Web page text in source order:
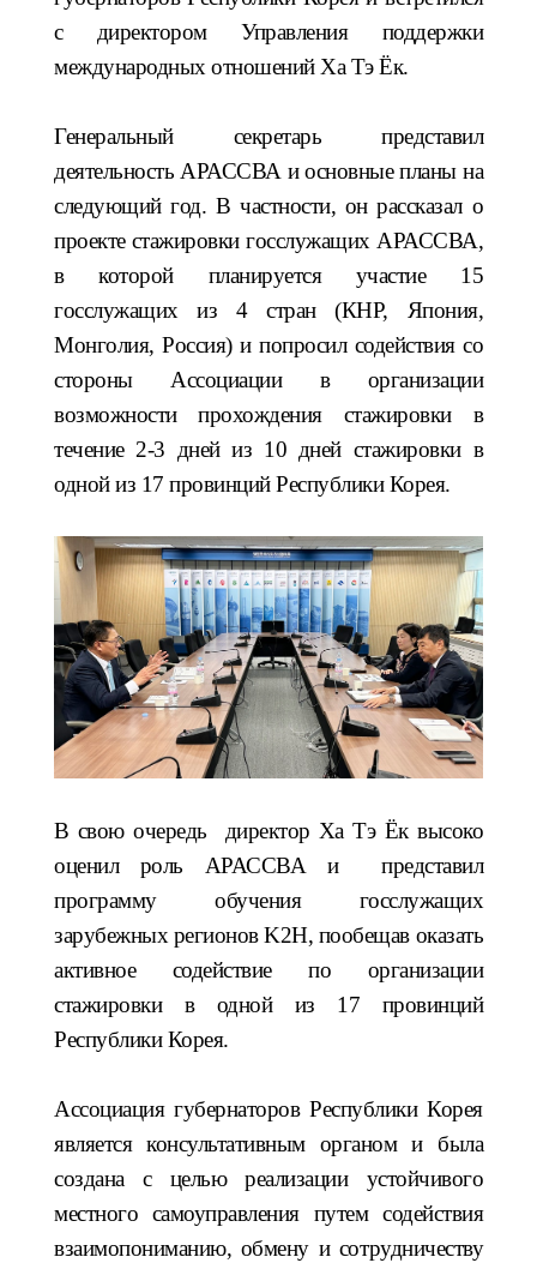
с директором Управления поддержки
международных отношений Ха Тэ Ёк.
Генеральный секретарь представил
деятельность АРАССВА и основные планы на
следующий год. В частности, он рассказал о
проекте стажировки госслужащих АРАССВА,
в которой планируется участие 15
госслужащих из 4 стран (КНР, Япония,
Монголия, Россия) и попросил содействия со
стороны Ассоциации в организации
возможности прохождения стажировки в
течение 2-3 дней из 10 дней стажировки в
одной из 17 провинций Республики Корея.
В свою очередь директор Ха Тэ Ёк высоко
оценил роль АРАССВА и представил
программу обучения госслужащих
зарубежных регионовK2H, пообещав оказать
активное содействие по организации
стажировки в одной из 17 провинций
Республики Корея.
Ассоциация губернаторов Республики Корея
является консультативным органом и была
создана с целью реализации устойчивого
местного самоуправления путем содействия
взаимопониманию, обмену и сотрудничеству